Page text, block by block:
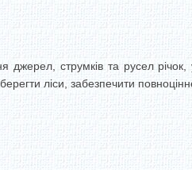
струмків та русел річок,
ліси, забезпечити